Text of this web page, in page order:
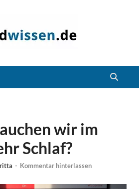
wir im
Schlaf?
- Kommentar hinterlassen